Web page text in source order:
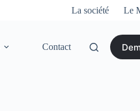
La société Le
Contact